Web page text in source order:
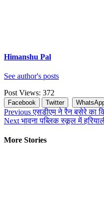
Himanshu Pal
See author's posts
Post Views: 372
Facebook Twitter
Continue
Reading
Previousएसडीएम ने रैन बसेरे का
Next भावना पब्लिक स्कूल में
More Stories